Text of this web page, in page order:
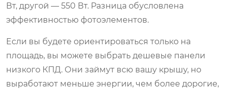
Вт, другой — 550 Вт. Разница обусловлена
эффективностью фотоэлементов.
Если вы будете ориентироваться только на
площадь, вы можете выбрать дешевые панели
низкого КПД. Они займут всю вашу крышу, но
выработают меньше энергии, чем более дорогие,